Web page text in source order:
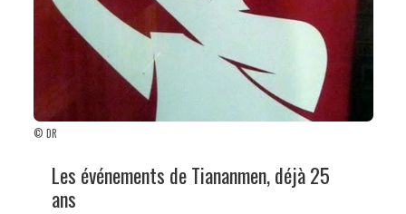
© DR
Les événements de Tiananmen, déjà 25
ans